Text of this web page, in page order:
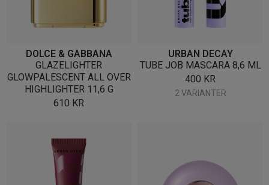
DOLCE & GABBANA
GLAZELIGHTER
GLOWPALESCENT ALL OVER
HIGHLIGHTER 11,6 G
610 KR
URBAN DECAY
TUBE JOB MASCARA 8,6 ML
400 KR
2 VARIANTER